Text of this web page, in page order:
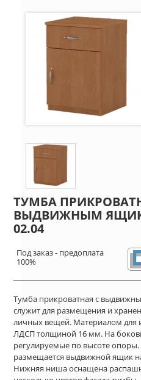
ТУМБА
ВЫДВИЖНЫМ
02.04
Под заказ - предоплата
100%
Тумба прикроватная с
служит для размещения и
личных вещей. Материалом для
ЛДСП толщиной 16 мм. На
регулируемые по высоте
размещается выдвижной ящик
Нижняя ниша оснащена